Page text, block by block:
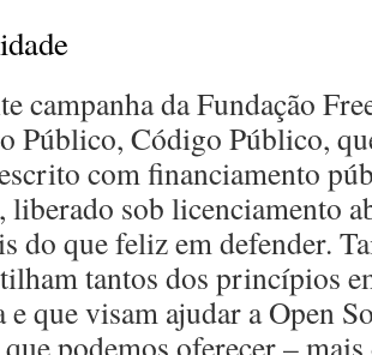
campanha da Fundação
Público, Código Público,
com financiamento
sob licenciamento
do que feliz em defender.
tantos dos princípios
e que visam ajudar a Open
podemos oferecer –